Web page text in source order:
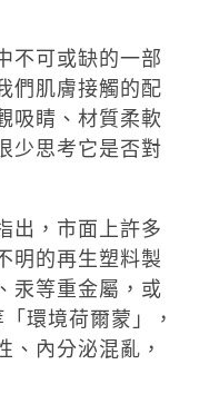
不可或缺的一部
們肌膚接觸的配
吸睛、材質柔軟
少思考它是否對
出，市面上許多
明的再生塑料製
汞等重金屬，或
環境荷爾蒙」，
、內分泌混亂，